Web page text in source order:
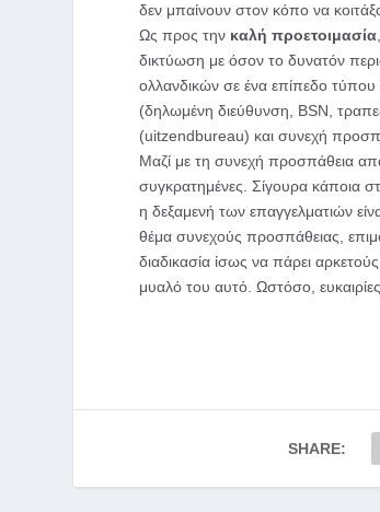
δεν μπαίνουν στον κόπο να
Ως προς την καλή προετοιμασία
δικτύωση με όσον το δυνατόν
ολλανδικών σε ένα επίπεδο
(δηλωμένη διεύθυνση, BSN,
(uitzendbureau) και συνεχή
Μαζί με τη συνεχή προσπάθεια
συγκρατημένες. Σίγουρα κάποια
η δεξαμενή των επαγγελματιών
θέμα συνεχούς προσπάθειας,
διαδικασία ίσως να πάρει
μυαλό του αυτό. Ωστόσο,
SHARE: